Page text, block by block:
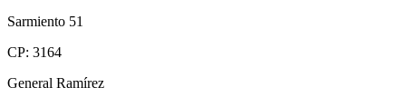
Sarmiento 51
CP: 3164
General Ramírez